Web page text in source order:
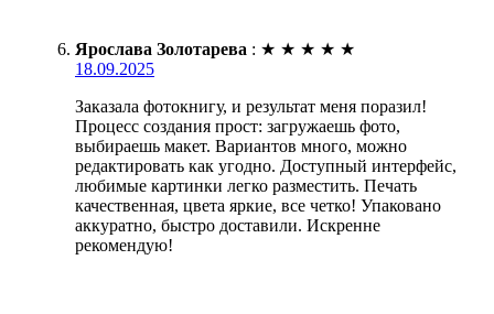
Ярослава Золотарева : ★ ★ ★ ★ ★
18.09.2025
Заказала фотокнигу, и результат меня поразил!
Процесс создания прост: загружаешь фото,
выбираешь макет. Вариантов много, можно
редактировать как угодно. Доступный интерфейс,
любимые картинки легко разместить. Печать
качественная, цвета яркие, все четко! Упаковано
аккуратно, быстро доставили. Искренне
рекомендую!